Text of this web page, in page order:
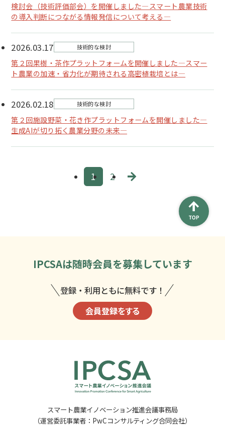
検討会（技術評価部会）を開催しました―スマート農業技術
の導入判断につながる情報発信について考える―
2026.03.17 技術的な検討
第２回果樹・茶作プラットフォームを開催しました―スマー
ト農業の加速・省力化が期待される高密植栽培とは―
2026.02.18 技術的な検討
第２回施設野菜・花き作プラットフォームを開催しました―
生成AIが切り拓く農業分野の未来―
1 2
IPCSAは随時会員を募集しています
登録・利用ともに無料です！
会員登録をする
スマート農業イノベーション推進会議事務局
（運営委託事業者：PwCコンサルティング合同会社）